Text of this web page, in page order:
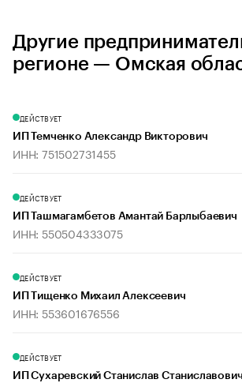
Другие
регионе — Омская
ДЕЙСТВУЕТ
ИП Темченко Александр Викторович
ИНН: 751502731455
ДЕЙСТВУЕТ
ИП Ташмагамбетов Амантай Барлыбаевич
ИНН: 550504333075
ДЕЙСТВУЕТ
ИП Тищенко Михаил Алексеевич
ИНН: 553601676556
ДЕЙСТВУЕТ
ИП Сухаревский Станислав Станиславович